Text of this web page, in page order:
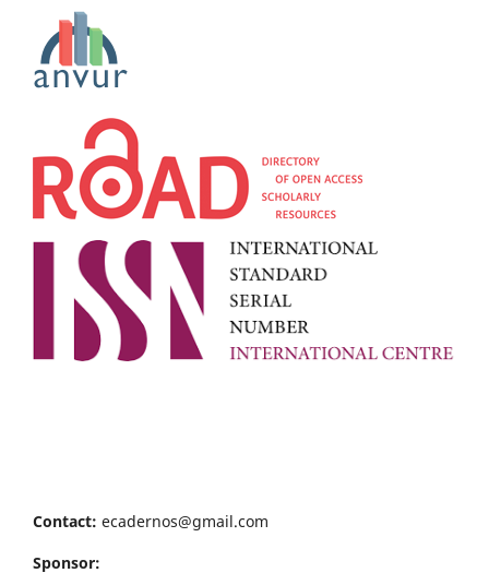
Contact: ecadernos@gmail.com
Sponsor: